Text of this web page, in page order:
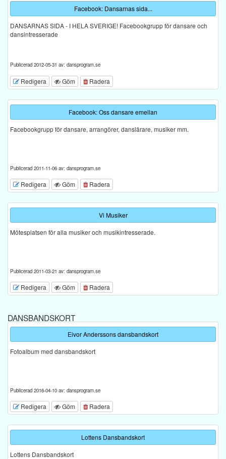
Facebook: Dansarnas sida...
DANSARNAS SIDA - I HELA SVERIGE! Facebookgrupp för dansare och
dansintresserade
Publicerad 2012-05-31 av: dansprogram.se
Redigera Göm Radera
Facebook: Oss dansare emellan
Facebookgrupp för dansare, arrangörer, danslärare, musiker mm.
Publicerad 2011-11-06 av: dansprogram.se
Redigera Göm Radera
Vi Musiker
Mötesplatsen för alla musiker och musikintresserade.
Publicerad 2011-03-21 av: dansprogram.se
Redigera Göm Radera
DANSBANDSKORT
Eivor Anderssons dansbandskort
Fotoalbum med dansbandskort
Publicerad 2016-04-10 av: dansprogram.se
Redigera Göm Radera
Lottens Dansbandskort
Lottens Dansbandskort